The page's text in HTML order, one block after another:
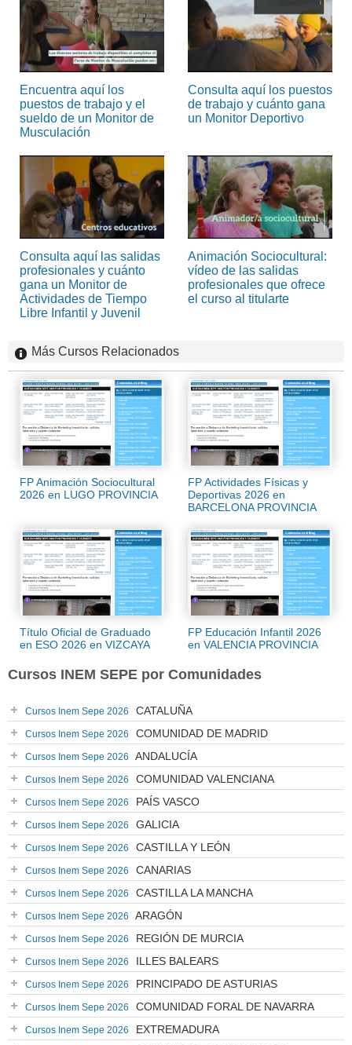
Encuentra aquí los
puestos de trabajo y el
sueldo de un Monitor de
Musculación
Consulta aquí los puestos
de trabajo y cuánto gana
un Monitor Deportivo
Consulta aquí las salidas
profesionales y cuánto
gana un Monitor de
Actividades de Tiempo
Libre Infantil y Juvenil
Animación Sociocultural:
vídeo de las salidas
profesionales que ofrece
el curso al titularte
Más Cursos Relacionados
FP Animación Sociocultural
2026 en LUGO PROVINCIA
FP Actividades Físicas y
Deportivas 2026 en
BARCELONA PROVINCIA
Título Oficial de Graduado
en ESO 2026 en VIZCAYA
FP Educación Infantil 2026
en VALENCIA PROVINCIA
Cursos INEM SEPE por Comunidades
Cursos Inem Sepe 2026 CATALUÑA
Cursos Inem Sepe 2026 COMUNIDAD DE MADRID
Cursos Inem Sepe 2026 ANDALUCÍA
Cursos Inem Sepe 2026 COMUNIDAD VALENCIANA
Cursos Inem Sepe 2026 PAÍS VASCO
Cursos Inem Sepe 2026 GALICIA
Cursos Inem Sepe 2026 CASTILLA Y LEÓN
Cursos Inem Sepe 2026 CANARIAS
Cursos Inem Sepe 2026 CASTILLA LA MANCHA
Cursos Inem Sepe 2026 ARAGÓN
Cursos Inem Sepe 2026 REGIÓN DE MURCIA
Cursos Inem Sepe 2026 ILLES BALEARS
Cursos Inem Sepe 2026 PRINCIPADO DE ASTURIAS
Cursos Inem Sepe 2026 COMUNIDAD FORAL DE NAVARRA
Cursos Inem Sepe 2026 EXTREMADURA